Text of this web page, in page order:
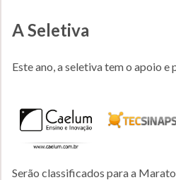
A Seletiva
Este ano, a seletiva tem o apoio e
Serão classificados para a